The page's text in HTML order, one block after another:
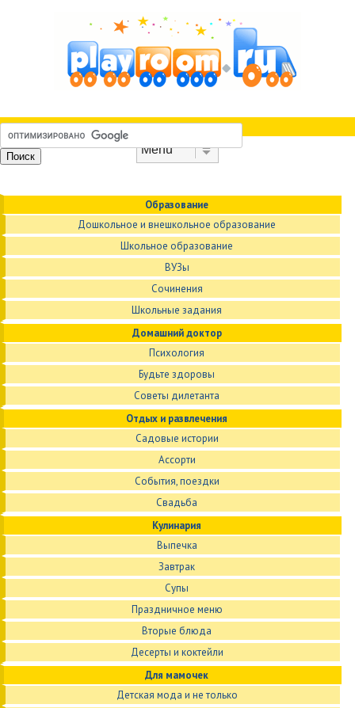
Образование
Дошкольное и внешкольное образование
Школьное образование
ВУЗы
Сочинения
Школьные задания
Домашний доктор
Психология
Будьте здоровы
Советы дилетанта
Отдых и развлечения
Садовые истории
Ассорти
События, поездки
Свадьба
Кулинария
Выпечка
Завтрак
Супы
Праздничное меню
Вторые блюда
Десерты и коктейли
Для мамочек
Детская мода и не только